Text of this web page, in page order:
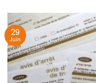
29
Juin